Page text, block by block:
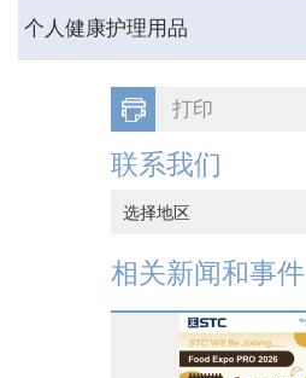
个人健康护理用品
打印
联系我们
选择地区
中国香港
相关新闻和事件